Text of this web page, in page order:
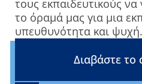
τους εκπαιδευτικούς
το όραμά μας για μια
υπευθυνότητα και ψυχή.
Διαβάστε